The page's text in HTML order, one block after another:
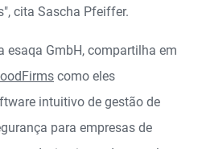
cita Sascha Pfeiffer.
esaqa GmbH, compartilha em
como eles
intuitivo de gestão de
para empresas de